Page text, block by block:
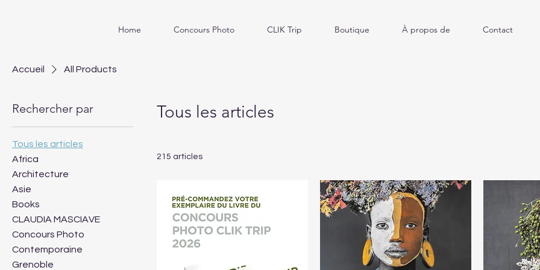
Home Concours Photo CLIK Trip Boutique À propos de Contact
Accueil All Products
Rechercher par
Tous les articles
Africa
Architecture
Asie
Books
CLAUDIA MASCIAVE
Concours Photo
Contemporaine
Grenoble
Tous les articles
215 articles